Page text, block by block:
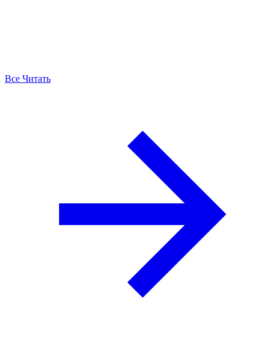
Все Читать